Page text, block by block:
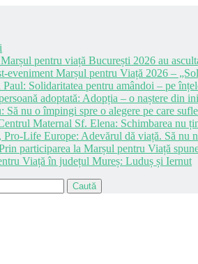
pentru viață București 2026 au
eveniment Marșul pentru Viață 2026 –
Paul: Solidaritatea pentru amândoi – pe
adoptată: Adopția – o naștere din
Să nu o împingi spre o alegere pe care
Maternal Sf. Elena: Schimbarea nu
Life Europe: Adevărul dă viață. Să nu
participarea la Marșul pentru Viață
Viață în județul Mureș: Luduș și Iernut
Caută